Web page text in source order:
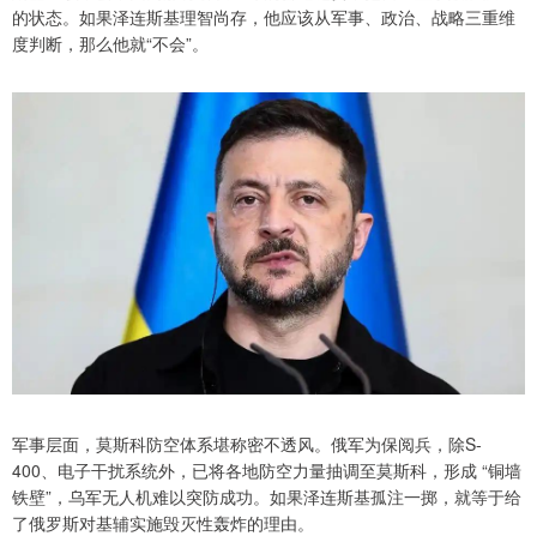
的状态。如果泽连斯基理智尚存，他应该从军事、政治、战略三重维
度判断，那么他就“不会”。
军事层面，莫斯科防空体系堪称密不透风。俄军为保阅兵，除S-
400、电子干扰系统外，已将各地防空力量抽调至莫斯科，形成 “铜墙
铁壁”，乌军无人机难以突防成功。如果泽连斯基孤注一掷，就等于给
了俄罗斯对基辅实施毁灭性轰炸的理由。